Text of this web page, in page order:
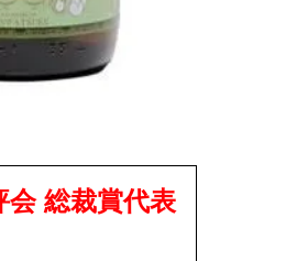
会 総裁賞代表